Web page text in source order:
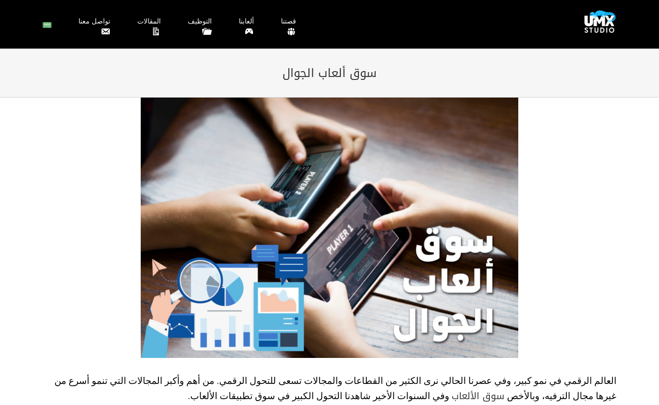
قصتنا ألعابنا التوظيف المقالات تواصل معنا
سوق ألعاب الجوال
العالم الرقمي في نمو كبير، وفي عصرنا الحالي نرى الكثير من القطاعات والمجالات تسعى للتحول الرقمي. من أهم وأكبر المجالات التي تنمو أسرع من
غيرها مجال الترفيه، وبالأخص سوق الألعاب وفي السنوات الأخير شاهدنا التحول الكبير في سوق تطبيقات الألعاب.